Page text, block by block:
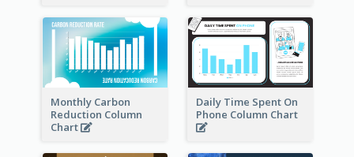
Monthly Carbon
Reduction Column
Chart
Daily Time Spent On
Phone Column Chart